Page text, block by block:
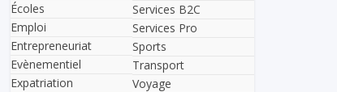
Écoles
Emploi
Entrepreneuriat
Evènementiel
Expatriation
Services B2C
Services Pro
Sports
Transport
Voyage